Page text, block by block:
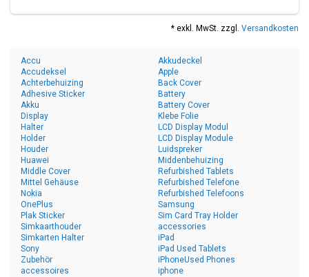
* exkl. MwSt. zzgl. Versandkosten
Accu
Accudeksel
Achterbehuizing
Adhesive Sticker
Akku
Akkudeckel
Apple
Back Cover
Battery
Battery Cover
Display
Halter
Holder
Houder
Huawei
Klebe Folie
LCD Display Modul
LCD Display Module
Luidspreker
Middenbehuizing
Middle Cover
Mittel Gehäuse
Nokia
OnePlus
Plak Sticker
Refurbished Tablets
Refurbished Telefone
Refurbished Telefoons
Samsung
Sim Card Tray Holder
Simkaarthouder
Simkarten Halter
Sony
Zubehör
accessoires
accessories
iPad
iPad Used Tablets
iPhoneUsed Phones
iphone